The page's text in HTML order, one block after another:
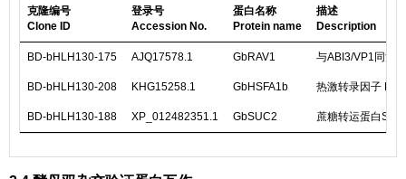
克隆编号
Clone ID
登录号
Accession No.
蛋白名称
Protein name
描述
Description
BD-bHLH130-175 AJQ17578.1 GbRAV1 与ABI3/VP1同源
BD-bHLH130-208 KHG15258.1 GbHSFA1b 热激转录因子
BD-bHLH130-188 XP_012482351.1 GbSUC2 蔗糖转运蛋白